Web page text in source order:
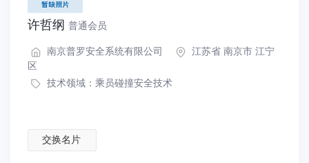
许哲纲 普通会员
南京普罗安全系统有限公司
江苏省 南京市 江宁
区
技术领域： 乘员碰撞安全技术
交换名片